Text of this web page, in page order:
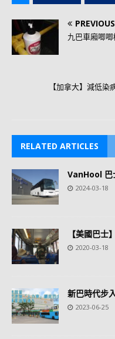
PREVIOUS
九巴車廂唧
【加拿大】減低
RELATED ARTICLES
VanHool 巴
2024-03-18
【美國巴
2020-03-18
新巴時代步
2023-06-25